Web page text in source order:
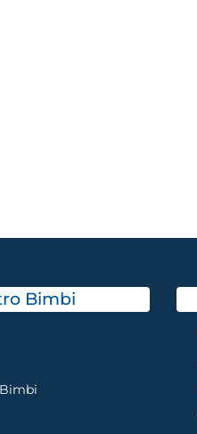
Bimbi